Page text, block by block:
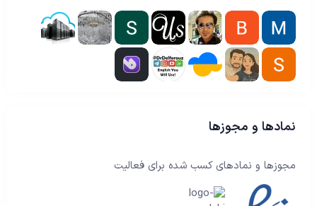
نمادها و مجوزها
مجوزها و نمادهای کسب شده برای فعالیت